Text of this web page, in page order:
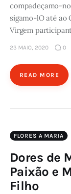
compadeçamo-
sigamo-lO até ao
Virgem
23 MAIO, 2020 0
READ MORE
FLORES A MARIA
Dores de
Paixão e
Filho